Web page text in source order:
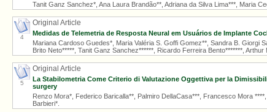
Tanit Ganz Sanchez*, Ana Laura Brandão**, Adriana da Silva Lima***, Maria
4
Original Article
Medidas de Telemetria de Resposta Neural em Usuários de Implante
Mariana Cardoso Guedes*, Maria Valéria S. Goffi Gomez**, Sandra B. Giorgi
Brito Neto*****, Tanit Ganz Sanchez******, Ricardo Ferreira Bento*******, Arthur
5
Original Article
La Stabilometria Come Criterio di Valutazione Oggettiva per la
surgery
Renzo Mora*, Federico Baricalla**, Palmiro DellaCasa***, Francesco Mora
Barbieri*.